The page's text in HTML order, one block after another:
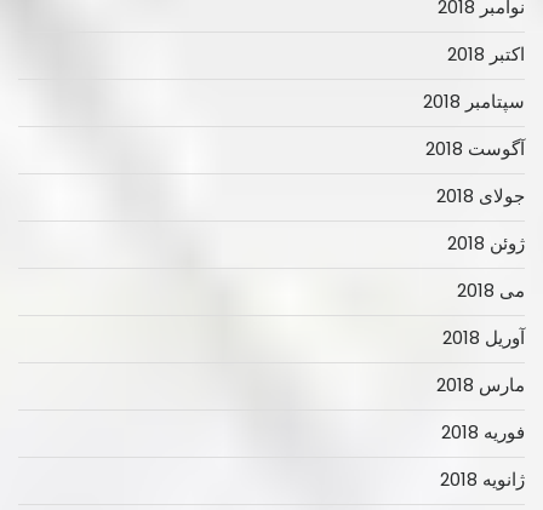
نوامبر 2018
اکتبر 2018
سپتامبر 2018
آگوست 2018
جولای 2018
ژوئن 2018
می 2018
آوریل 2018
مارس 2018
فوریه 2018
ژانویه 2018